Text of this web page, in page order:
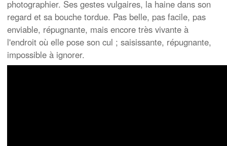
photographier. Ses gestes vulgaires, la haine dans son
regard et sa bouche tordue. Pas belle, pas facile, pas
enviable, répugnante, mais encore très vivante à
l'endroit où elle pose son cul ; saisissante, répugnante,
impossible à ignorer.